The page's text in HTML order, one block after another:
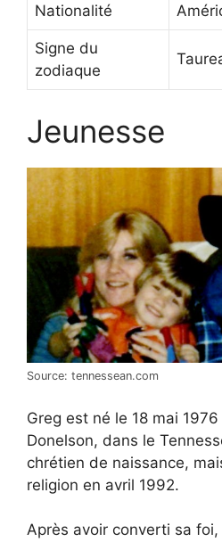
Nationalité
Signe du
zodiaque
Jeunesse
Source: tennessean.com
Greg est né le 18 mai
Donelson, dans le
chrétien de naissance,
religion en avril 1992.
Après avoir converti sa foi,